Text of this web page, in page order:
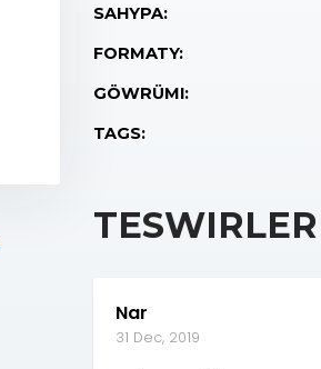
SAHYPA:
FORMATY:
GÖWRÜMI:
TAGS:
TESWIRLER
Nar
31 Dec, 2019